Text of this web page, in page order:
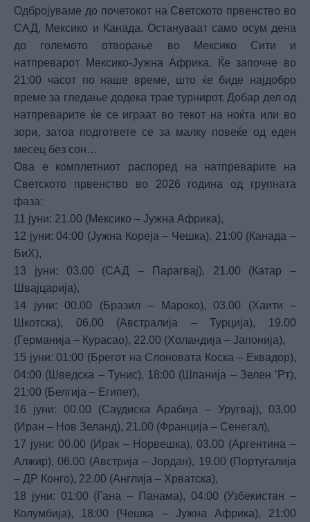
Одбројуваме до почетокот на Светското првенство во
САД, Мексико и Канада. Остануваат само осум дена
до големото отворање во Мексико Сити и
натпреварот Мексико-Јужна Африка. Ќе започне во
21:00 часот по наше време, што ќе биде најдобро
време за гледање додека трае турнирот. Добар дел од
натпреварите ќе се играат во текот на ноќта или во
зори, затоа подгответе се за малку повеќе од еден
месец без сон…
Ова е комплетниот распоред на натпреварите на
Светското првенство во 2026 година од групната
фаза:
11 јуни: 21.00 (Мексико – Јужна Африка),
12 јуни: 04:00 (Јужна Кореја – Чешка), 21:00 (Канада –
БиХ),
13 јуни: 03.00 (САД – Парагвај), 21.00 (Катар –
Швајцарија),
14 јуни: 00.00 (Бразил – Мароко), 03.00 (Хаити –
Шкотска), 06.00 (Австралија – Турција), 19.00
(Германија – Курасао), 22.00 (Холандија – Јапонија),
15 јуни: 01:00 (Брегот на Слоновата Коска – Еквадор),
04:00 (Шведска – Тунис), 18:00 (Шпанија – Зелен ’Рт),
21:00 (Белгија – Египет),
16 јуни: 00.00 (Саудиска Арабија – Уругвај), 03.00
(Иран – Нов Зеланд), 21.00 (Франција – Сенегал),
17 јуни: 00.00 (Ирак – Норвешка), 03.00 (Аргентина –
Алжир), 06.00 (Австрија – Јордан), 19.00 (Португалија
– ДР Конго), 22.00 (Англија – Хрватска),
18 јуни: 01:00 (Гана – Панама), 04:00 (Узбекистан –
Колумбија), 18:00 (Чешка – Јужна Африка), 21:00